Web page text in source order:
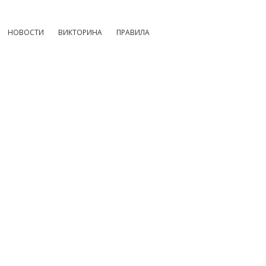
НОВОСТИ ВИКТОРИНА ПРАВИЛА